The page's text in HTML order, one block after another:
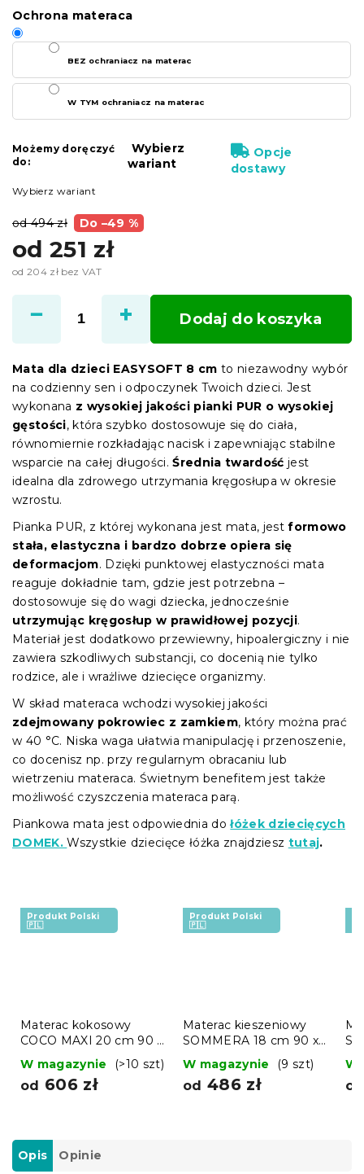
od 494 zł Do –49 %
od 251 zł
od 204 zł bez VAT
jednostkowa:
Wybierz wariant
Ochrona materaca
BEZ ochraniacz na materac
W TYM ochraniacz na materac
Możemy doręczyć
do:
Wybierz
wariant
Opcje
dostawy
Dodaj do koszyka
Mata dla dzieci EASYSOFT 8 cm to niezawodny wybór
na codzienny sen i odpoczynek Twoich dzieci. Jest
wykonana z wysokiej jakości pianki PUR o wysokiej
gęstości, która szybko dostosowuje się do ciała,
równomiernie rozkładając nacisk i zapewniając stabilne
wsparcie na całej długości.Średnia twardość jest
idealna dla zdrowego utrzymania kręgosłupa w okresie
wzrostu.
Pianka PUR, z której wykonana jest mata, jestformowo
stała, elastyczna i bardzo dobrze opiera się
deformacjom. Dzięki punktowej elastyczności mata
reaguje dokładnie tam, gdzie jest potrzebna –
dostosowuje się do wagi dziecka, jednocześnie
utrzymując kręgosłup w prawidłowej pozycji.
Materiał jest dodatkowo przewiewny, hipoalergiczny i nie
zawiera szkodliwych substancji, co docenią nie tylko
rodzice, ale i wrażliwe dziecięce organizmy.
W skład materaca wchodzi wysokiej jakości
zdejmowany pokrowiec z zamkiem, który można prać
w 40 °C. Niska waga ułatwia manipulację i przenoszenie,
co docenisz np. przy regularnym obracaniu lub
wietrzeniu materaca. Świetnym benefitem jest także
możliwość czyszczenia materaca parą.
Piankowa mata jest odpowiednia dołóżek dziecięcych
DOMEK. Wszystkie dziecięce łóżka znajdziesz tutaj.
Produkt Polski
🇵🇱
Materac kokosowy
COCO MAXI 20 cm 90 x
W magazynie (>10 szt)
od 606 zł
Produkt Polski
🇵🇱
Materac kieszeniowy
SOMMERA 18 cm 90 x
W magazynie (9 szt)
od 486 zł
W
od
Opis Opinie